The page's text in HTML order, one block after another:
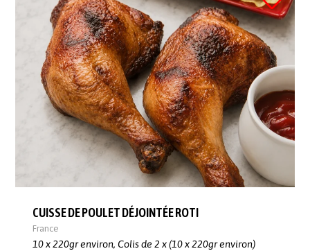
CUISSE DE POULET DÉJOINTÉE ROTI
France
10 x 220gr environ, Colis de 2 x (10 x 220gr environ)